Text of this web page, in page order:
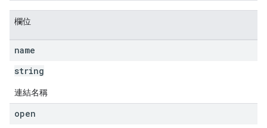
欄位
name
string
連結名稱
open